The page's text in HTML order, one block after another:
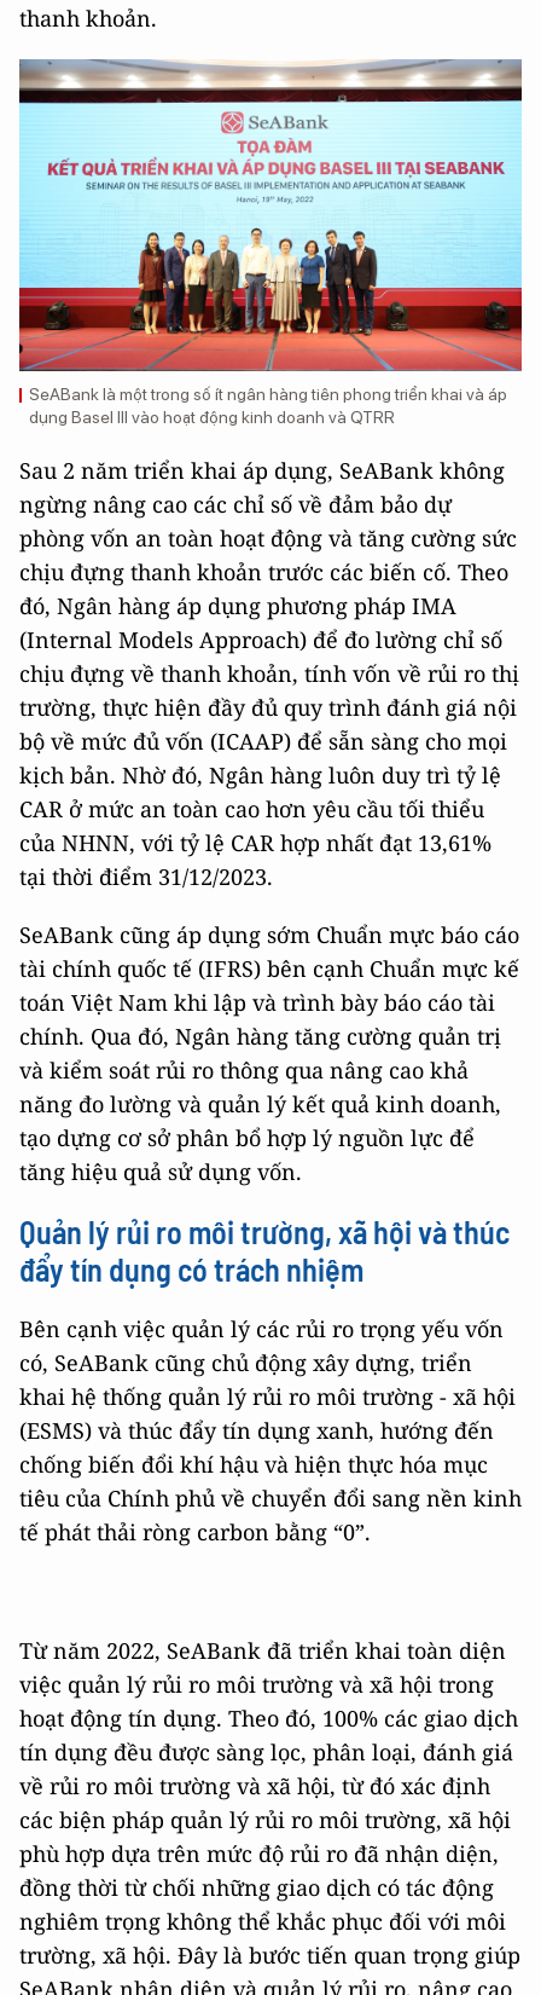
thanh khoản.
SeABank là một trong số ít ngân hàng tiên phong triển khai và áp
dụng Basel III vào hoạt động kinh doanh và QTRR
Sau 2 năm triển khai áp dụng, SeABank không
ngừng nâng cao các chỉ số về đảm bảo dự
phòng vốn an toàn hoạt động và tăng cường sức
chịu đựng thanh khoản trước các biến cố. Theo
đó, Ngân hàng áp dụng phương pháp IMA
(Internal Models Approach) để đo lường chỉ số
chịu đựng về thanh khoản, tính vốn về rủi ro thị
trường, thực hiện đầy đủ quy trình đánh giá nội
bộ về mức đủ vốn (ICAAP) để sẵn sàng cho mọi
kịch bản. Nhờ đó, Ngân hàng luôn duy trì tỷ lệ
CAR ở mức an toàn cao hơn yêu cầu tối thiểu
của NHNN, với tỷ lệ CAR hợp nhất đạt 13,61%
tại thời điểm 31/12/2023.
SeABank cũng áp dụng sớm Chuẩn mực báo cáo
tài chính quốc tế (IFRS) bên cạnh Chuẩn mực kế
toán Việt Nam khi lập và trình bày báo cáo tài
chính. Qua đó, Ngân hàng tăng cường quản trị
và kiểm soát rủi ro thông qua nâng cao khả
năng đo lường và quản lý kết quả kinh doanh,
tạo dựng cơ sở phân bổ hợp lý nguồn lực để
tăng hiệu quả sử dụng vốn.
Quản lý rủi ro môi trường, xã hội và thúc
đẩy tín dụng có trách nhiệm
Bên cạnh việc quản lý các rủi ro trọng yếu vốn
có, SeABank cũng chủ động xây dựng, triển
khai hệ thống quản lý rủi ro môi trường - xã hội
(ESMS) và thúc đẩy tín dụng xanh, hướng đến
chống biến đổi khí hậu và hiện thực hóa mục
tiêu của Chính phủ về chuyển đổi sang nền kinh
tế phát thải ròng carbon bằng “0”.
Từ năm 2022, SeABank đã triển khai toàn diện
việc quản lý rủi ro môi trường và xã hội trong
hoạt động tín dụng. Theo đó, 100% các giao dịch
tín dụng đều được sàng lọc, phân loại, đánh giá
về rủi ro môi trường và xã hội, từ đó xác định
các biện pháp quản lý rủi ro môi trường, xã hội
phù hợp dựa trên mức độ rủi ro đã nhận diện,
đồng thời từ chối những giao dịch có tác động
nghiêm trọng không thể khắc phục đối với môi
trường, xã hội. Đây là bước tiến quan trọng giúp
SeABank nhận diện và quản lý rủi ro, nâng cao